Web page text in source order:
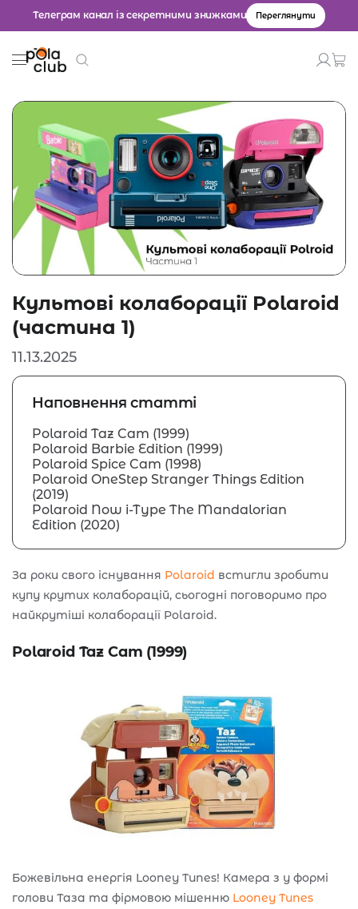
Телеграм канал із секретними знижками Переглянути
Товари
Введіть значення для пошуку.
Культові колаборації Polaroid
(частина 1)
11.13.2025
Наповнення статті
Polaroid Taz Cam (1999)
Polaroid Barbie Edition (1999)
Polaroid Spice Cam (1998)
Polaroid OneStep Stranger Things Edition
(2019)
Polaroid Now i-Type The Mandalorian
Edition (2020)
За роки свого існування Polaroid встигли зробити
купу крутих колаборацій, сьогодні поговоримо про
найкрутіші колаборації Polaroid.
Polaroid Taz Cam (1999)
Божевільна енергія Looney Tunes! Камера з у формі
голови Таза та фірмовою мішенню Looney Tunes